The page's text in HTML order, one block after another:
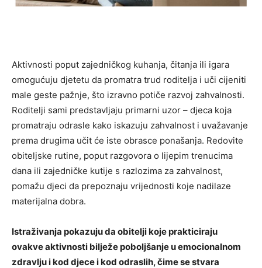
Aktivnosti poput zajedničkog kuhanja, čitanja ili igara
omogućuju djetetu da promatra trud roditelja i uči cijeniti
male geste pažnje, što izravno potiče razvoj zahvalnosti.
Roditelji sami predstavljaju primarni uzor – djeca koja
promatraju odrasle kako iskazuju zahvalnost i uvažavanje
prema drugima učit će iste obrasce ponašanja. Redovite
obiteljske rutine, poput razgovora o lijepim trenucima
dana ili zajedničke kutije s razlozima za zahvalnost,
pomažu djeci da prepoznaju vrijednosti koje nadilaze
materijalna dobra.
Istraživanja pokazuju da obitelji koje prakticiraju
ovakve aktivnosti bilježe poboljšanje u emocionalnom
zdravlju i kod djece i kod odraslih, čime se stvara